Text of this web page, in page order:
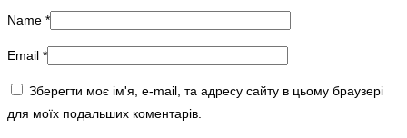
Name *
Email *
Зберегти моє ім'я, e-mail, та адресу сайту в цьому браузері
для моїх подальших коментарів.